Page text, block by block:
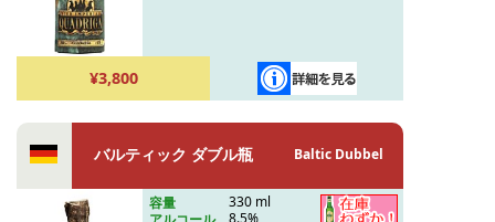
¥3,800
バルティック ダブル瓶 Baltic Dubbel
容量
330 ml